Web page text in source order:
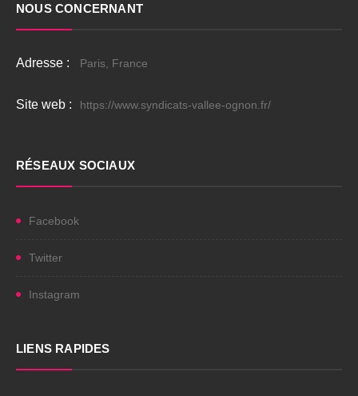
NOUS CONCERNANT
Adresse : Paris, France
Site web : https://www.syndicats-vallee-ognon.fr/
RÉSEAUX SOCIAUX
Facebook
Twitter
Instagram
LIENS RAPIDES